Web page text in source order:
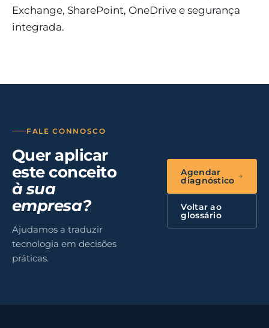
Exchange, SharePoint, OneDrive e segurança
integrada.
FALE CONNOSCO
Quer aplicar
este conceito
à sua
empresa?
Ajudamos a traduzir
tecnologia em decisões
práticas.
Agendar
diagnóstico
Voltar ao
glossário